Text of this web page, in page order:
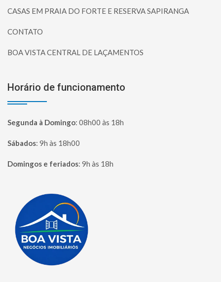
CASAS EM PRAIA DO FORTE E RESERVA SAPIRANGA
CONTATO
BOA VISTA CENTRAL DE LAÇAMENTOS
Horário de funcionamento
Segunda à Domingo: 08h00 às 18h
Sábados: 9h às 18h00
Domingos e feriados: 9h às 18h
Página inicial